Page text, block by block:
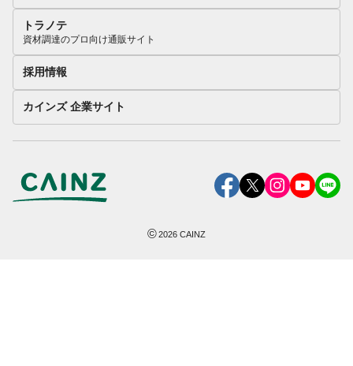
トラノテ
資材調達のプロ向け通販サイト
採用情報
カインズ 企業サイト
©2026 CAINZ